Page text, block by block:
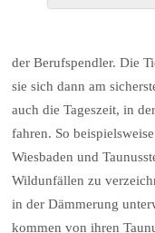
der Berufspendler. Die
sie sich dann am
auch die Tageszeit, in
fahren. So
Wiesbaden und
Wildunfällen zu
in der Dämmerung
kommen von ihren